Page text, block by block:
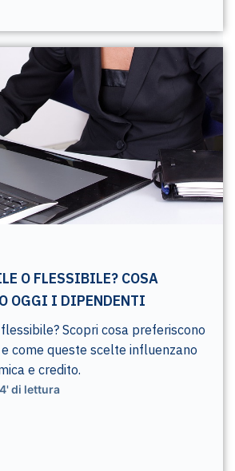
O FLESSIBILE? COSA
OGGI I DIPENDENTI
Scopri cosa preferiscono
come queste scelte influenzano
e credito.
4' di lettura